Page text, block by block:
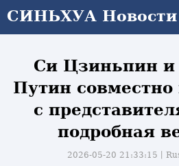
СИНЬХУА Новости
СИНЬХУА Новости
Си Цзиньпин
Путин совместно
с
подробная
2026-05-20 21:33:15丨